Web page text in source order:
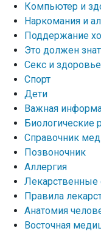
Компьютер и
Наркомания и
Поддержание
Это должен
Секс и здоровье
Спорт
Дети
Важная
Биологические
Справочник
Позвоночник
Аллергия
Лекарственные
Правила
Aнатомия
Восточная